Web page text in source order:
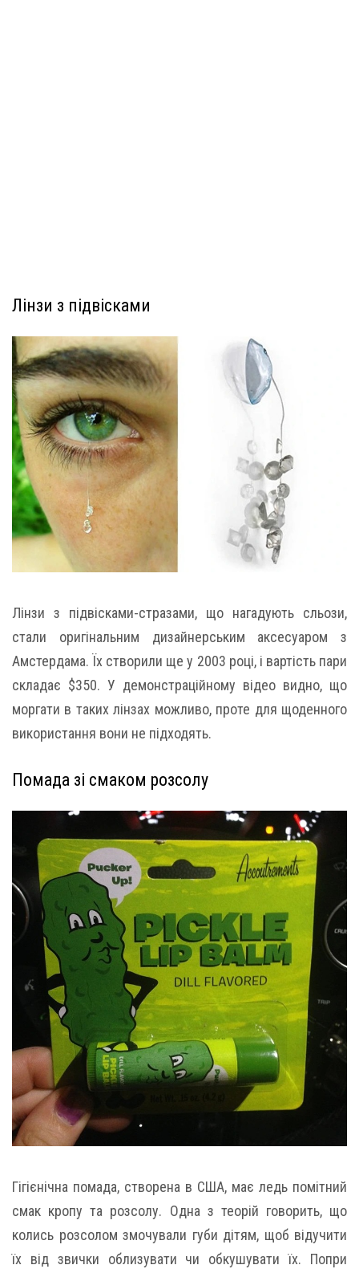
Лінзи з підвісками
Лінзи з підвісками-стразами, що нагадують сльози,
стали оригінальним дизайнерським аксесуаром з
Амстердама. Їх створили ще у 2003 році, і вартість пари
складає $350. У демонстраційному відео видно, що
моргати в таких лінзах можливо, проте для щоденного
використання вони не підходять.
Помада зі смаком розсолу
Гігієнічна помада, створена в США, має ледь помітний
смак кропу та розсолу. Одна з теорій говорить, що
колись розсолом змочували губи дітям, щоб відучити
їх від звички облизувати чи обкушувати їх. Попри